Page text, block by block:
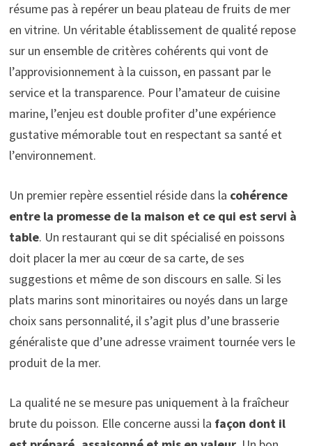
résume pas à repérer un beau plateau de fruits de mer
en vitrine. Un véritable établissement de qualité repose
sur un ensemble de critères cohérents qui vont de
l’approvisionnement à la cuisson, en passant par le
service et la transparence. Pour l’amateur de cuisine
marine, l’enjeu est double profiter d’une expérience
gustative mémorable tout en respectant sa santé et
l’environnement.
Un premier repère essentiel réside dans la cohérence
entre la promesse de la maison et ce qui est servi à
table. Un restaurant qui se dit spécialisé en poissons
doit placer la mer au cœur de sa carte, de ses
suggestions et même de son discours en salle. Si les
plats marins sont minoritaires ou noyés dans un large
choix sans personnalité, il s’agit plus d’une brasserie
généraliste que d’une adresse vraiment tournée vers le
produit de la mer.
La qualité ne se mesure pas uniquement à la fraîcheur
brute du poisson. Elle concerne aussi la façon dont il